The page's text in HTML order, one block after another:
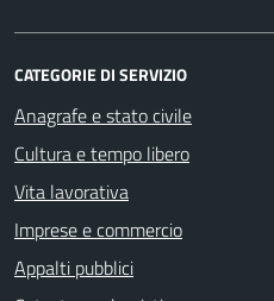
CATEGORIE DI SERVIZIO
Anagrafe e stato civile
Cultura e tempo libero
Vita lavorativa
Imprese e commercio
Appalti pubblici